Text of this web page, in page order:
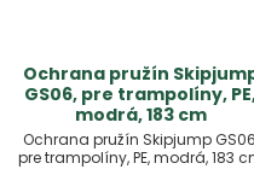
Ochrana pružín
GS06, pre trampolíny,
modrá, 183 cm
Ochrana pružín Skipjump
pre trampolíny, PE, modrá, 183